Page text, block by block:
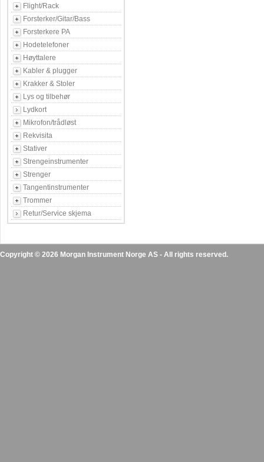
Flight/Rack
Forsterker/Gitar/Bass
Forsterkere PA
Hodetelefoner
Høyttalere
Kabler & plugger
Krakker & Stoler
Lys og tilbehør
Lydkort
Mikrofon/trådløst
Rekvisita
Stativer
Strengeinstrumenter
Strenger
Tangentinstrumenter
Trommer
Retur/Service skjema
Copyright © 2026 Morgan Instrument Norge AS - All rights reserved.